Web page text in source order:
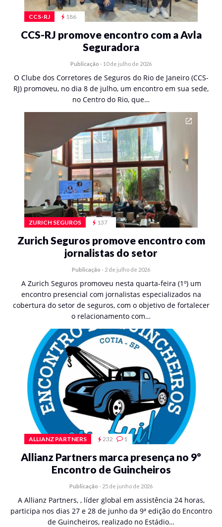
CCS-RJ 186
CCS-RJ promove encontro com a Avla
Seguradora
Publicação - 10 de julho de 2026
O Clube dos Corretores de Seguros do Rio de Janeiro (CCS-
RJ) promoveu, no dia 8 de julho, um encontro em sua sede,
no Centro do Rio, que…
ZURICH SEGUROS 137
Zurich Seguros promove encontro com
jornalistas do setor
Publicação - 2 de julho de 2026
A Zurich Seguros promoveu nesta quarta-feira (1º) um
encontro presencial com jornalistas especializados na
cobertura do setor de seguros, com o objetivo de fortalecer
o relacionamento com…
ALLIANZ PARTNERS 232 1
Allianz Partners marca presença no 9º
Encontro de Guincheiros
Publicação - 25 de junho de 2026
A Allianz Partners, , líder global em assistência 24 horas,
participa nos dias 27 e 28 de junho da 9ª edição do Encontro
de Guincheiros, realizado no Estádio…